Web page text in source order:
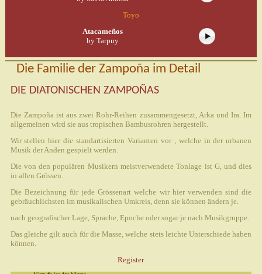
Toyo
Atacameños
by Tarpuy
Die Familie der Zampoña im Detail
DIE DIATONISCHEN ZAMPOÑAS
Die Zampoña ist aus zwei Rohr-Reihen zusammengesetzt, Arka und Ira. Im
allgemeinen wird sie aus tropischen Bambusrohren hergestellt.
Wir stellen hier die standartisierten Varianten vor , welche in der urbanen
Musik der Anden gespielt werden.
Die von den populären Musikern meistverwendete Tonlage ist G, und dies
in allen Grössen.
Die Bezeichnung für jede Grössenart welche wir hier verwenden sind die
gebräuchlichsten im musikalischen Umkreis, denn sie können ändern je.
nach geografischer Lage, Sprache, Epoche oder sogar je nach Musikgruppe.
Das gleiche gilt auch für die Masse, welche stets leichte Unterschiede haben
können.
Register